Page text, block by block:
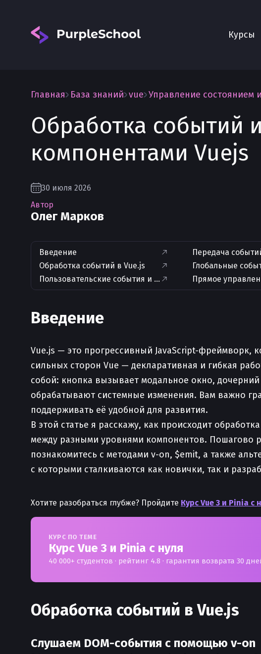
Курсы
Вход
Главная База знаний vue Управление состоянием
Обработка событий
компонентами Vuejs
30 июля 2026
Автор
Олег Марков
Введение
Обработка событий в Vue.js
Пользовательские события и взаимодействие
Передача
Глобальные
Прямое
Введение
Vue.js — это прогрессивный JavaScript-фреймворк,
сильных сторон Vue — декларативная и гибкая
собой: кнопка вызывает модальное окно,
обрабатывают системные изменения. Вам важно
поддерживать её удобной для развития.
В этой статье я расскажу, как происходит
между разными уровнями компонентов. Пошагово
познакомитесь с методами v-on, $emit, а также
с которыми сталкиваются как новички, так и
Хотите разобраться глубже? Пройдите Курс Vue 3 и Pinia с
КУРС ПО ТЕМЕ
Курс Vue 3 и Pinia с нуля
40 000+ студентов · рейтинг 4.8 · гарантия возврата 30
Обработка событий в Vue.js
Слушаем DOM-события с помощью v-on